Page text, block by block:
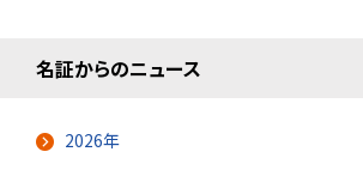
名証からのニュース
2026年